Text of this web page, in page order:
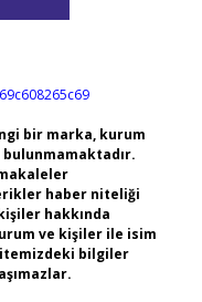
bir marka, kurum
bulunmamaktadır.
haber niteliği
hakkında
ve kişiler ile isim
bilgiler